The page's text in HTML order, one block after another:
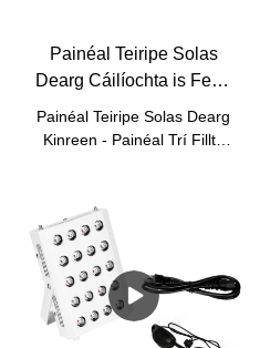
Painéal Teiripe Solas
Dearg Cáilíochta is Fearr
3 Pad - Painéal Trí
huaire B5 - Monarcha
Painéal Teiripe Solas Dearg
Kinreen - Painéal Trí Fillte
craiceann agus faoiseamh
pian.Sa físeán seo, is féidir
leat ár bpainéal teiripe solas
dearg infhillte 3 Pad a
fheiceáil .